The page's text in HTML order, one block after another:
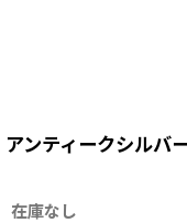
アンティークシルバ
在庫なし